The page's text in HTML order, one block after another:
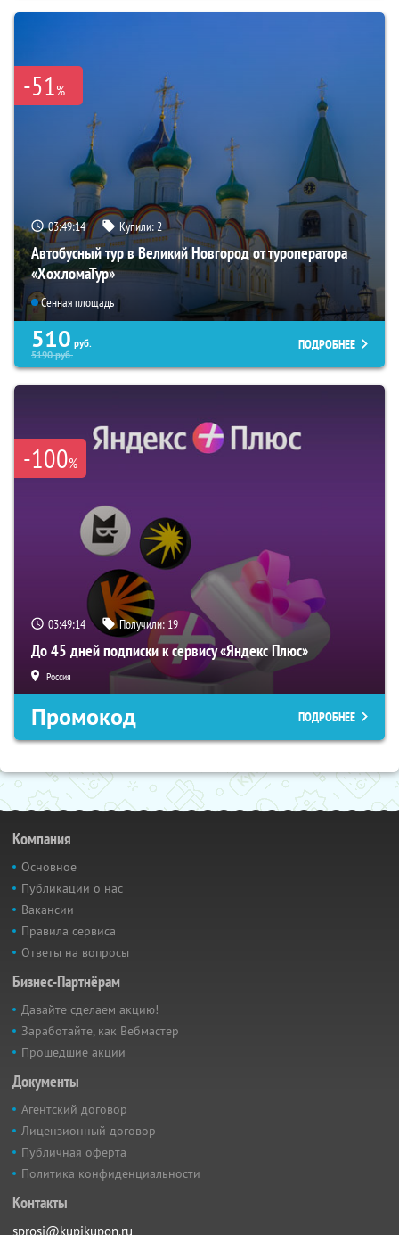
-51%
03:49:13 Купили:2
Автобусный тур в Великий Новгород от туроператора
«ХохломаТур»
Сенная площадь
510 руб.
5190руб.
ПОДРОБНЕЕ
-100%
03:49:13 Получили: 19
До 45 дней подписки к сервису «Яндекс Плюс»
Россия
Промокод ПОДРОБНЕЕ
Компания
Основное
Публикации о нас
Вакансии
Правила сервиса
Ответы на вопросы
Бизнес-Партнёрам
Давайте сделаем акцию!
Заработайте, как Вебмастер
Прошедшие акции
Документы
Агентский договор
Лицензионный договор
Публичная оферта
Политика конфиденциальности
Контакты
sprosi@kupikupon.ru